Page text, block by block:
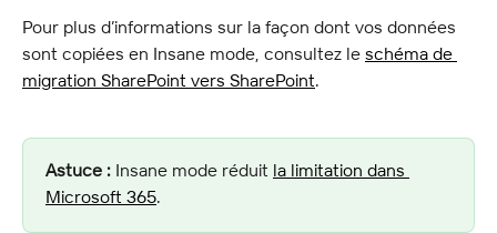
Pour plus d’informations sur la façon dont vos données
sont copiées en Insane mode, consultez le schéma de
migration SharePoint vers SharePoint.
Astuce : Insane mode réduit la limitation dans
Microsoft 365.